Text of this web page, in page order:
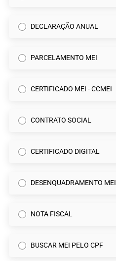
DECLARAÇÃO ANUAL
PARCELAMENTO MEI
CERTIFICADO MEI - CCMEI
CONTRATO SOCIAL
CERTIFICADO DIGITAL
DESENQUADRAMENTO MEI
NOTA FISCAL
BUSCAR MEI PELO CPF